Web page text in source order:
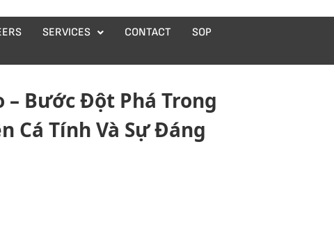
SERVICES CONTACT SOP
– Bước Đột Phá Trong
Cá Tính Và Sự Đáng